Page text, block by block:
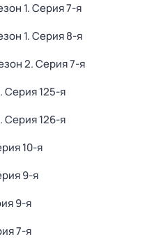
1. Серия 7-я
1. Серия 8-я
2. Серия 7-я
. Серия 125-я
. Серия 126-я
10-я
9-я
9-я
7-я